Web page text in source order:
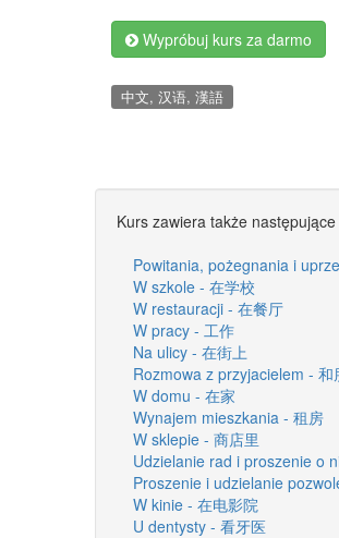
Wypróbuj kurs za darmo
中文, 汉语, 漢語
Kurs zawiera także
Powitania, pożegnania i
W szkole - 在学校
W restauracji - 在餐厅
W pracy - 工作
Na ulicy - 在街上
Rozmowa z przyjacielem - 和
W domu - 在家
Wynajem mieszkania - 租房
W sklepie - 商店里
Udzielanie rad i proszenie o
Proszenie i udzielanie
W kinie - 在电影院
U dentysty - 看牙医